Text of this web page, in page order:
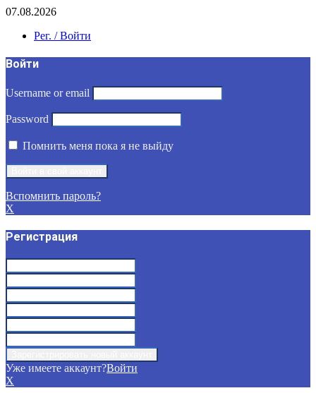
07.08.2026
Рег. / Войти
Войти
Username or email
Password
Помнить меня пока я не выйду
Вспомнить пароль?
X
Регистрация
Уже имеете аккаунт?Войти
X